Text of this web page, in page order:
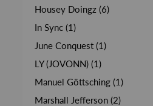
Housey Doingz (6)
In Sync (1)
June Conquest (1)
LY (JOVONN) (1)
Manuel Göttsching (1)
Marshall Jefferson (2)